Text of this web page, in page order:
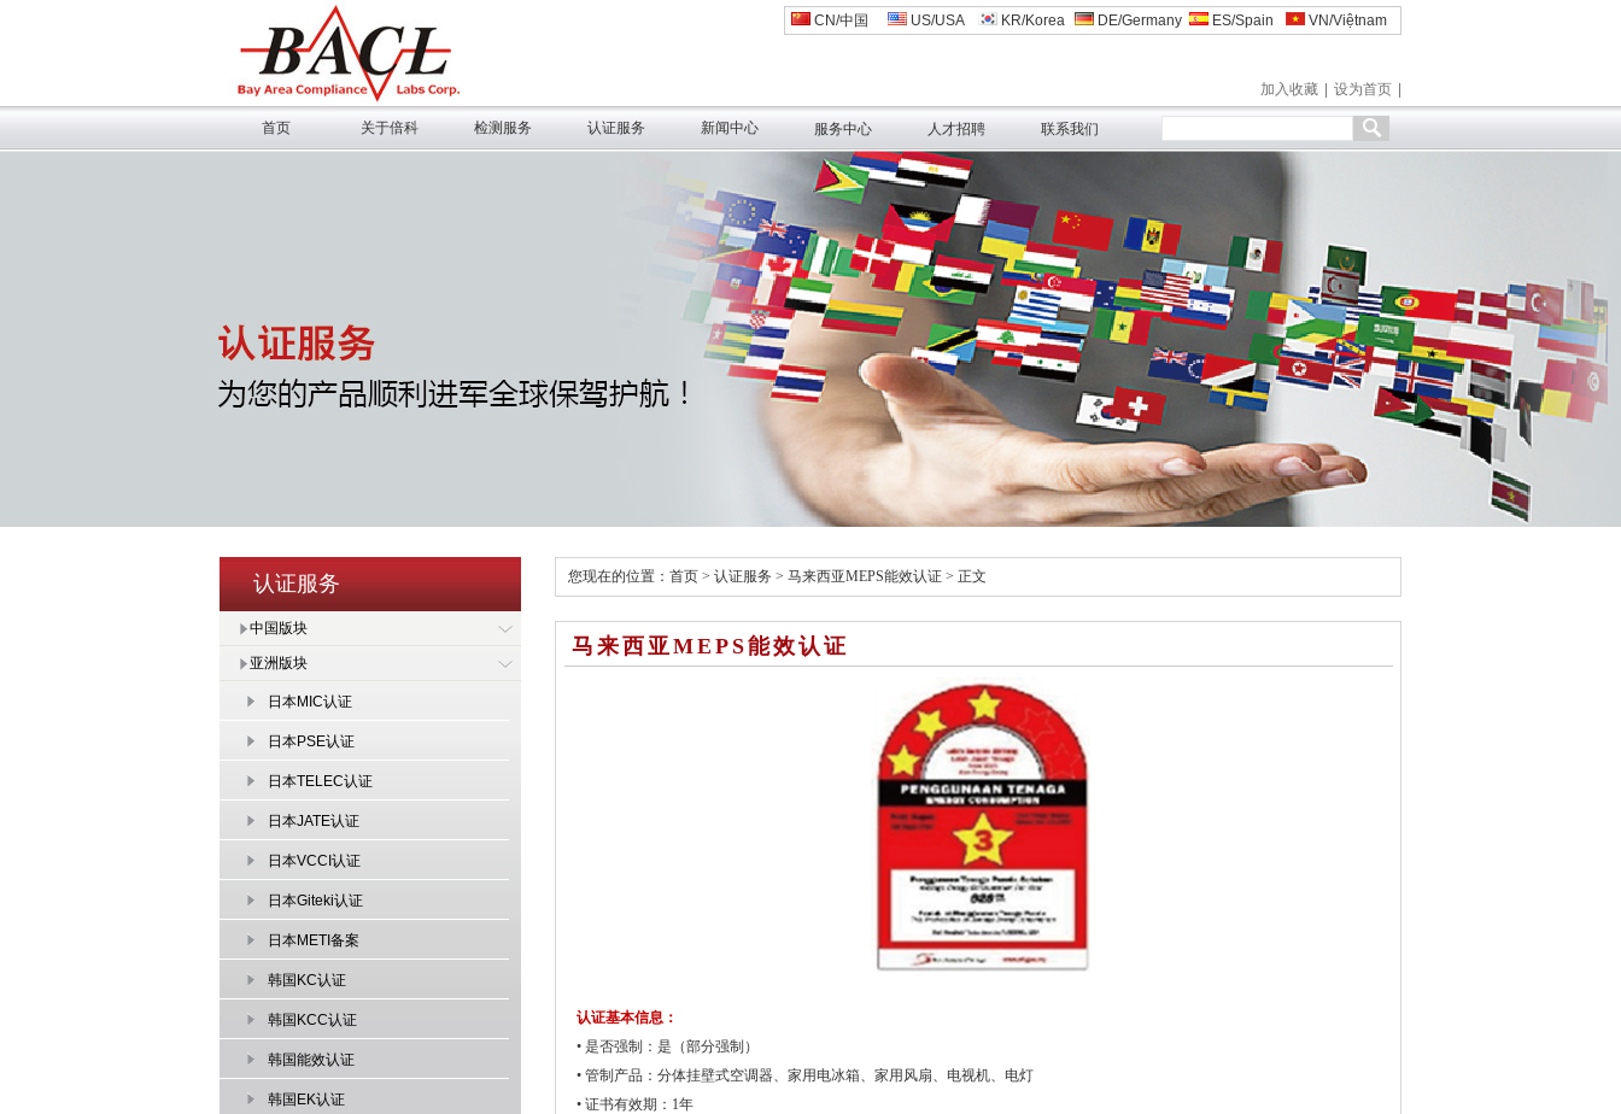
CN/中国 US/USA KR/Korea DE/Germany ES/Spain VN/Việtnam
设为首页
加入收藏
首页 关于倍科 检测服务 认证服务 新闻中心 服务中心 人才招聘 联系我们
认证服务
中国版块
亚洲版块
日本MIC认证
日本PSE认证
日本TELEC认证
日本JATE认证
日本VCCI认证
日本Giteki认证
日本METI备案
韩国KC认证
韩国KCC认证
韩国能效认证
韩国EK认证
您现在的位置： 首页 > 认证服务 > 马来西亚MEPS能效认证 > 正文
马来西亚MEPS能效认证
认证基本信息：
• 是否强制：是（部分强制）
• 管制产品：分体挂壁式空调器、家用电冰箱、家用风扇、电视机、电灯
• 证书有效期：1年